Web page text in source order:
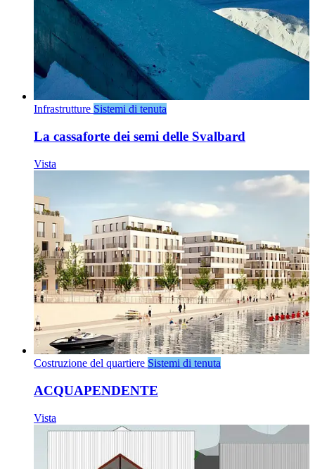
Infrastrutture Sistemi di tenuta
La cassaforte dei semi delle Svalbard
Vista
Costruzione del quartiere Sistemi di tenuta
ACQUAPENDENTE
Vista